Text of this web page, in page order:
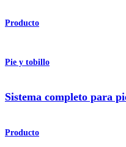
Producto
Pie y tobillo
Sistema completo para
Producto